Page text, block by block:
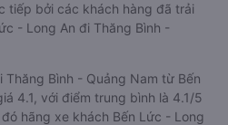
tiếp bởi các khách hàng đã trải
- Long An đi Thăng Bình -
Bình - Quảng Nam từ Bến
4.1, với điểm trung bình là 4.1/5
hãng xe khách Bến Lức - Long